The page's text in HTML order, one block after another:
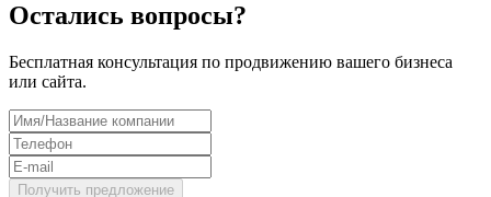
Остались вопросы?
Бесплатная консультация по продвижению вашего бизнеса
или сайта.